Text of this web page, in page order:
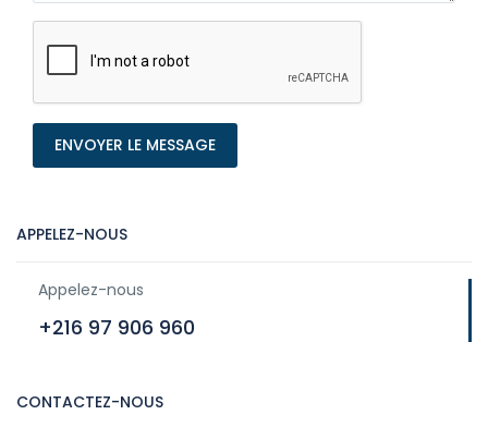
ENVOYER LE MESSAGE
APPELEZ-NOUS
Appelez-nous
+216 97 906 960
CONTACTEZ-NOUS